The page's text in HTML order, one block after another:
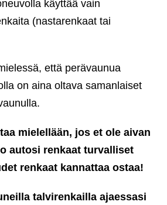
käyttää vain
(nastarenkaat tai
että perävaunua
on aina oltava samanlaiset
mielellään, jos et ole aivan
autosi renkaat turvalliset
renkaat kannattaa ostaa!
talvirenkailla ajaessasi